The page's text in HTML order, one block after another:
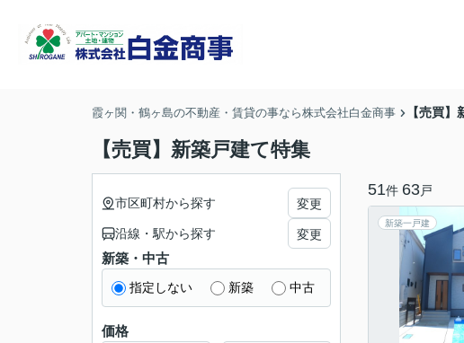
霞ヶ関・鶴ヶ島の不動産・賃貸の事なら株式会社白金商事 【売買
【売買】新築戸建て特集
51件 63戸
新築一戸建
市区町村から探す 変更
沿線・駅から探す 変更
新築・中古
指定しない 新築 中古
価格